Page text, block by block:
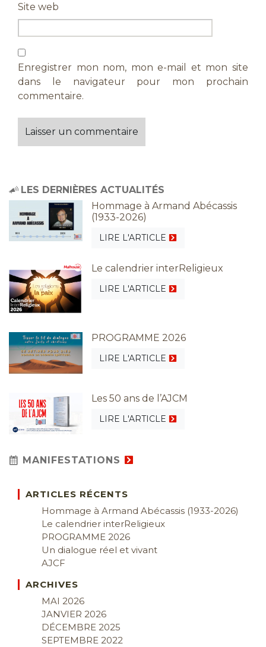
Site web
Enregistrer mon nom, mon e-mail et mon site
dans le navigateur pour mon prochain
commentaire.
LES DERNIÈRES ACTUALITÉS
Hommage à Armand Abécassis
(1933-2026)
LIRE L'ARTICLE
Le calendrier interReligieux
LIRE L'ARTICLE
PROGRAMME 2026
LIRE L'ARTICLE
Les 50 ans de l’AJCM
LIRE L'ARTICLE
MANIFESTATIONS
ARTICLES RÉCENTS
Hommage à Armand Abécassis (1933-2026)
Le calendrier interReligieux
PROGRAMME 2026
Un dialogue réel et vivant
AJCF
ARCHIVES
MAI 2026
JANVIER 2026
DÉCEMBRE 2025
SEPTEMBRE 2022